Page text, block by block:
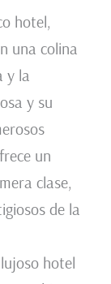
hotel,
una colina
y la
y su
un
clase,
de la
hotel